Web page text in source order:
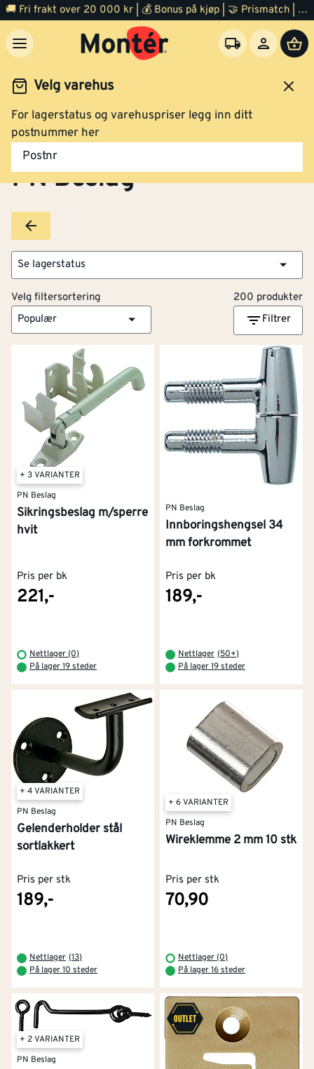
🚚 Fri frakt over 20 000 kr | 💰 Bonus på kjøp | 🤝 Prismatch | ⭐ 100% fornøyd garanti | 🏪 140 byggevarehus
Velg varehus
For lagerstatus og varehuspriser legg inn ditt
postnummer her
Postnr
Brands PN Beslag
PN Beslag
Se lagerstatus
Velg filtersortering
200 produkter
Populær
Filtrer
+ 3 VARIANTER
PN Beslag
Sikringsbeslag m/sperre
hvit
Pris per bk
221,-
Nettlager (0)
På lager 19 steder
PN Beslag
Innboringshengsel 34
mm forkrommet
Pris per bk
189,-
Nettlager (50+)
På lager 19 steder
+ 4 VARIANTER
PN Beslag
Gelenderholder stål
sortlakkert
Pris per stk
189,-
Nettlager (13)
På lager 10 steder
+ 6 VARIANTER
PN Beslag
Wireklemme 2 mm 10 stk
Pris per stk
70,90
Nettlager (0)
På lager 16 steder
+ 2 VARIANTER
PN Beslag